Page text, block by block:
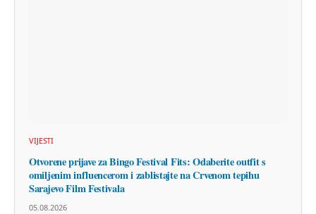
VIJESTI
Otvorene prijave za Bingo Festival Fits: Odaberite outfit s
omiljenim influencerom i zablistajte na Crvenom tepihu
Sarajevo Film Festivala
05.08.2026